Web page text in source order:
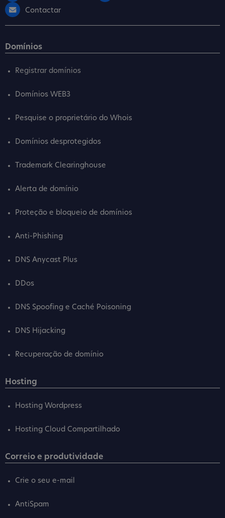
Contactar
Domínios
Registrar domínios
Domínios WEB3
Pesquise o proprietário do Whois
Domínios desprotegidos
Trademark Clearinghouse
Alerta de domínio
Proteção e bloqueio de domínios
Anti-Phishing
DNS Anycast Plus
DDos
DNS Spoofing e Caché Poisoning
DNS Hijacking
Recuperação de domínio
Hosting
Hosting Wordpress
Hosting Cloud Compartilhado
Correio e produtividade
Crie o seu e-mail
AntiSpam